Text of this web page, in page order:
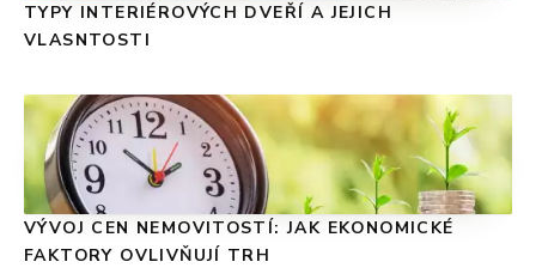
TYPY INTERIÉROVÝCH DVEŘÍ A JEJICH
VLASNTOSTI
VÝVOJ CEN NEMOVITOSTÍ: JAK EKONOMICKÉ
FAKTORY OVLIVŇUJÍ TRH